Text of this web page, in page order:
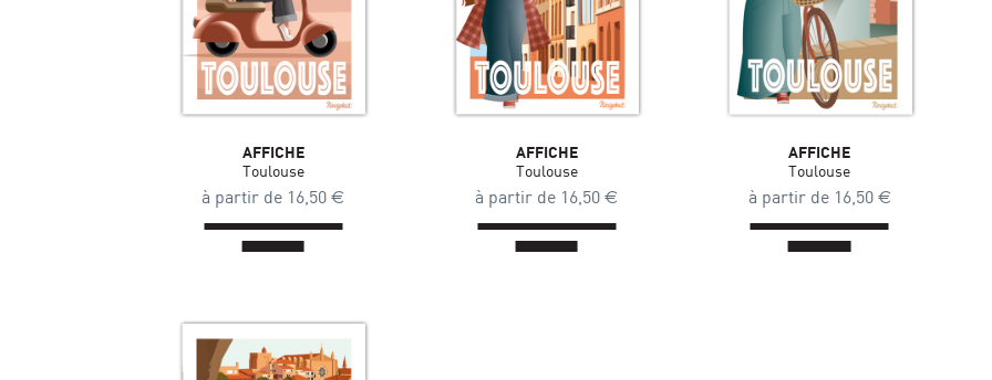
AFFICHE
Toulouse
à partir de 16,50€
AFFICHE
Toulouse
à partir de 16,50€
AFFICHE
Toulouse
à partir de 16,50 €